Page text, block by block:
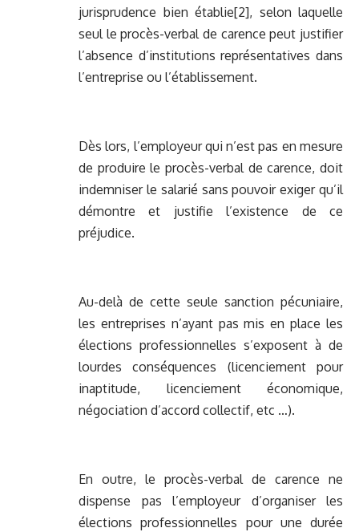
jurisprudence bien établie[2], selon laquelle
seul le procès-verbal de carence peut justifier
l’absence d’institutions représentatives dans
l’entreprise ou l’établissement.
Dès lors, l’employeur qui n’est pas en mesure
de produire le procès-verbal de carence, doit
indemniser le salarié sans pouvoir exiger qu’il
démontre et justifie l’existence de ce
préjudice.
Au-delà de cette seule sanction pécuniaire,
les entreprises n’ayant pas mis en place les
élections professionnelles s’exposent à de
lourdes conséquences (licenciement pour
inaptitude, licenciement économique,
négociation d’accord collectif, etc …).
En outre, le procès-verbal de carence ne
dispense pas l’employeur d’organiser les
élections professionnelles pour une durée